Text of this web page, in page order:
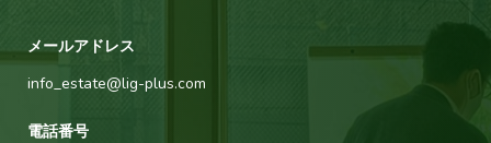
メールアドレス
info_estate@lig-plus.com
電話番号